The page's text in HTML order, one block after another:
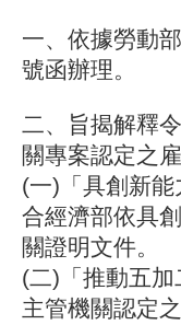
一、依據勞動
號函辦理。
二、旨揭解釋
關專案認定之
(一)「具創新
合經濟部依具
關證明文件。
(二)「推動五
主管機關認定